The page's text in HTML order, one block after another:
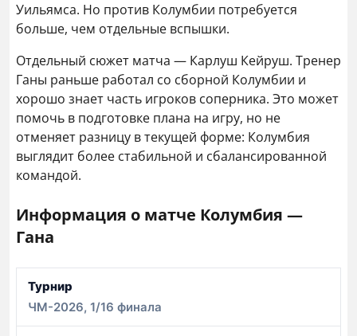
Уильямса. Но против Колумбии потребуется
больше, чем отдельные вспышки.
Отдельный сюжет матча — Карлуш Кейруш. Тренер
Ганы раньше работал со сборной Колумбии и
хорошо знает часть игроков соперника. Это может
помочь в подготовке плана на игру, но не
отменяет разницу в текущей форме: Колумбия
выглядит более стабильной и сбалансированной
командой.
Информация о матче Колумбия —
Гана
Информация
Турнир
ЧМ-2026, 1/16 финала